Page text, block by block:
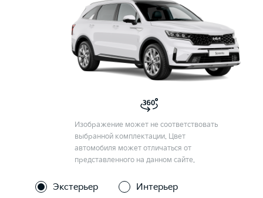
Изображение может не соответствовать
выбранной комплектации. Цвет
автомобиля может отличаться от
представленного на данном сайте.
Экстерьер Интерьер